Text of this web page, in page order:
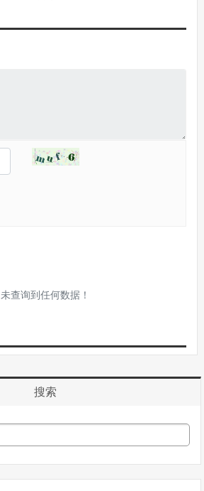
未查询到任何数据！
搜索